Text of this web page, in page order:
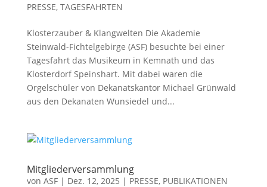
PRESSE, TAGESFAHRTEN
Klosterzauber & Klangwelten Die Akademie
Steinwald-Fichtelgebirge (ASF) besuchte bei einer
Tagesfahrt das Musikeum in Kemnath und das
Klosterdorf Speinshart. Mit dabei waren die
Orgelschüler von Dekanatskantor Michael Grünwald
aus den Dekanaten Wunsiedel und...
Mitgliederversammlung
von ASF| Dez. 12, 2025 | PRESSE, PUBLIKATIONEN